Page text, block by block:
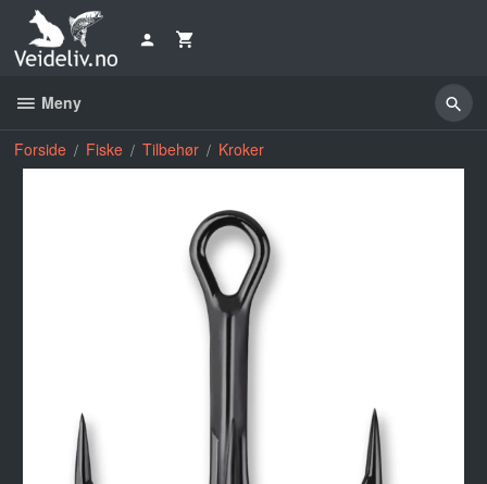
innholdet
Meny
Forside Fiske Tilbehør Kroker